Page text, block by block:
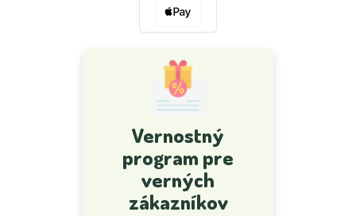
Vernostný
program pre
verných
zákazníkov